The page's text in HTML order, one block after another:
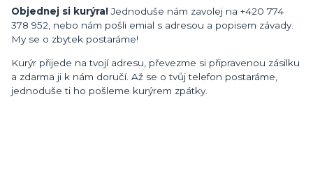
Objednej si kurýra!Jednoduše nám zavolej na +420 774
378 952, nebo nám pošli emial s adresou a popisem závady.
My se o zbytek postaráme!
Kurýr přijede na tvojí adresu, převezme si připravenou zásilku
a zdarma ji k nám doručí. Až se o tvůj telefon postaráme,
jednoduše ti ho pošleme kurýrem zpátky.